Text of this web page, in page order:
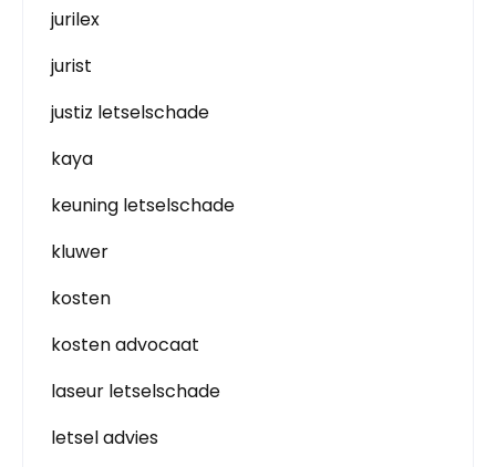
jurilex
jurist
justiz letselschade
kaya
keuning letselschade
kluwer
kosten
kosten advocaat
laseur letselschade
letsel advies